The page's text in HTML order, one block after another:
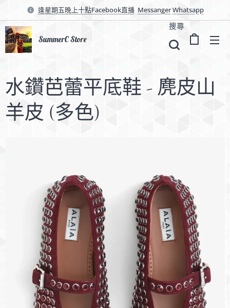
逢星期五晚上十點Facebook直播 MessangerWhatsapp
SummerC Store
搜尋
水鑽芭蕾平底鞋 - 麂皮山
羊皮 (多色)